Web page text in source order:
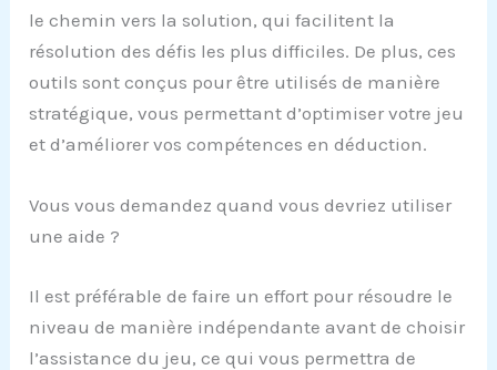
le chemin vers la solution, qui facilitent la
résolution des défis les plus difficiles. De plus, ces
outils sont conçus pour être utilisés de manière
stratégique, vous permettant d’optimiser votre jeu
et d’améliorer vos compétences en déduction.
Vous vous demandez quand vous devriez utiliser
une aide ?
Il est préférable de faire un effort pour résoudre le
niveau de manière indépendante avant de choisir
l’assistance du jeu, ce qui vous permettra de